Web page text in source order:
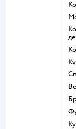
Комбинезон для новорожденных